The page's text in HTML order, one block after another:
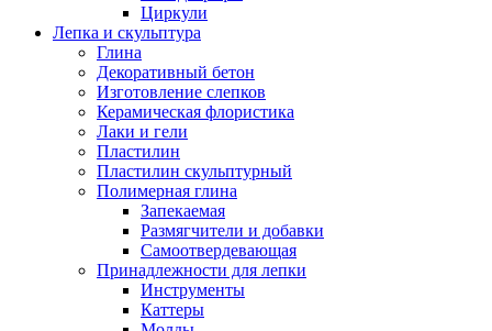
Циркули
Лепка и скульптура
Глина
Декоративный бетон
Изготовление слепков
Керамическая флористика
Лаки и гели
Пластилин
Пластилин скульптурный
Полимерная глина
Запекаемая
Размягчители и добавки
Самоотвердевающая
Принадлежности для лепки
Инструменты
Каттеры